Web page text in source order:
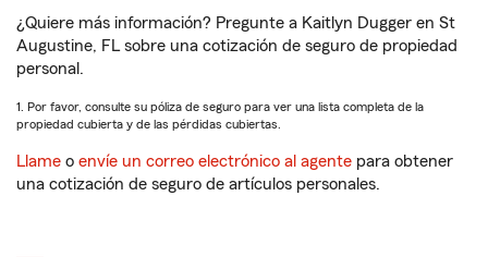
¿Quiere más información? Pregunte a Kaitlyn Dugger en St
Augustine, FL sobre una cotización de seguro de propiedad
personal.
1. Por favor, consulte su póliza de seguro para ver una lista completa de la
propiedad cubierta y de las pérdidas cubiertas.
Llame o envíe un correo electrónico al agente para obtener
una cotización de seguro de artículos personales.